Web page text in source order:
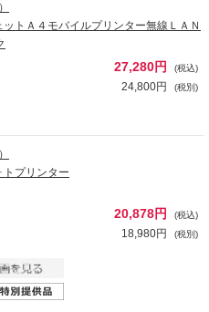
トＡ４モバイルプリンター無線ＬＡＮ
27,280円 (税込)
24,800円 (税別)
トプリンター
20,878円 (税込)
18,980円 (税別)